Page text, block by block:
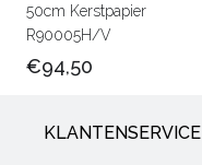
50cm Kerstpapier
R90005H/V
€94,50
KLANTENSERVICE